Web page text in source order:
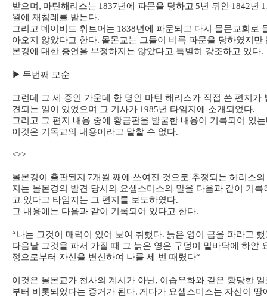
받으며 , 마틴해리스는 1837년에 파문을 당하고 5년 뒤인 1842년
월에 재침례를 받는다.
그리고 데이비드 휘트머는 1838년에 파문되고 다시 몰몬교회로
아오지 않았다고 한다. 몰몬교는 그들이 비록 파문을 당하였지만
몬경에 대한 증언을 부정하지는 않았다고 특별히 강조하고 있다.
▶ 두번째 모순
그런데 그 세 증인 가운데 한 명인 마틴 해리스가 직접 쓴 편지가
견되는 일이 있었으며 그 기사가 1985년 타임지에 소개되었다.
그리고 그 편지 내용 중에 황금판을 발굴한 내용이 기록되어 있
이것은 기독교의 내용이라고 말할 수 없다.
<>>
몰몬경이 출판된지 7개월 째에 쓰여진 것으로 추정되는 헤리스의
지는 몰몬경의 발견 당시의 요셉스미스의 말을 다음과 같이 기록
고 있다고 타임지는 그 편지를 보도하였다.
그 내용에는 다음과 같이 기록되어 있다고 한다.
“나는 그것이 매력이 있어 보여 취했다. 늙은 영이 금을 파라고 했
다음날 그것을 파서 가질 때 그 늙은 영은 구덩이 밑바닥에 하얀
정으로부터 자신을 변신하여 나를 세 번 때렸다“
이것은 몰몬교가 천사의 계시가 아닌 , 이솝우화와 같은 황당한 일
부터 비롯되었다는 증거가 된다. 게다가 요셉스미스는 자신이 땅